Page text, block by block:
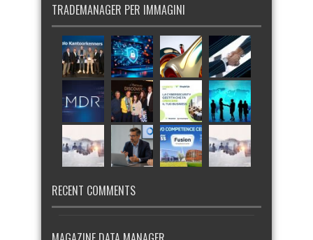
TRADEMANAGER PER IMMAGINI
RECENT COMMENTS